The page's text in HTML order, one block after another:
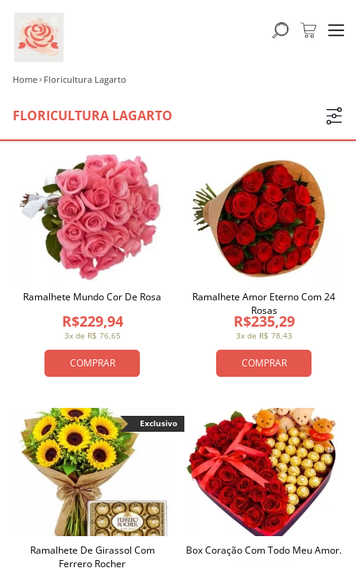
Home Floricultura Lagarto
FLORICULTURA LAGARTO
COMPRAR
3x de R$ 76,65
R$229,94
Ramalhete Mundo Cor De Rosa
COMPRAR
3x de R$ 78,43
R$235,29
Ramalhete Amor Eterno Com 24
Rosas
Ramalhete De Girassol Com
Ferrero Rocher
Exclusivo
Box Coração Com Todo Meu Amor.